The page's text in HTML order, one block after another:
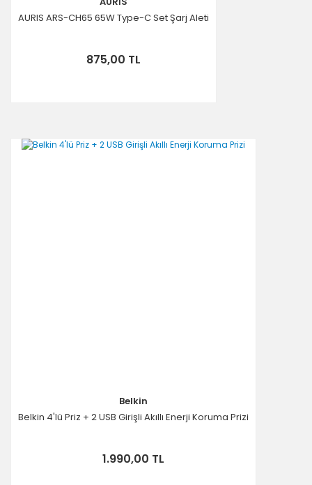
AURIS ARS-CH65 65W Type-C Set Şarj Aleti
875,00 TL
Belkin
Belkin 4'lü Priz + 2 USB Girişli Akıllı Enerji Koruma Prizi
1.990,00 TL